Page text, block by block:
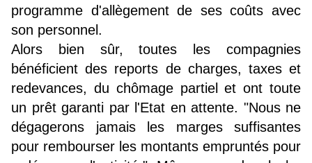
programme d'allègement de ses coûts avec
son personnel.
Alors bien sûr, toutes les compagnies
bénéficient des reports de charges, taxes et
redevances, du chômage partiel et ont toute
un prêt garanti par l'Etat en attente. "Nous ne
dégagerons jamais les marges suffisantes
pour rembourser les montants empruntés pour